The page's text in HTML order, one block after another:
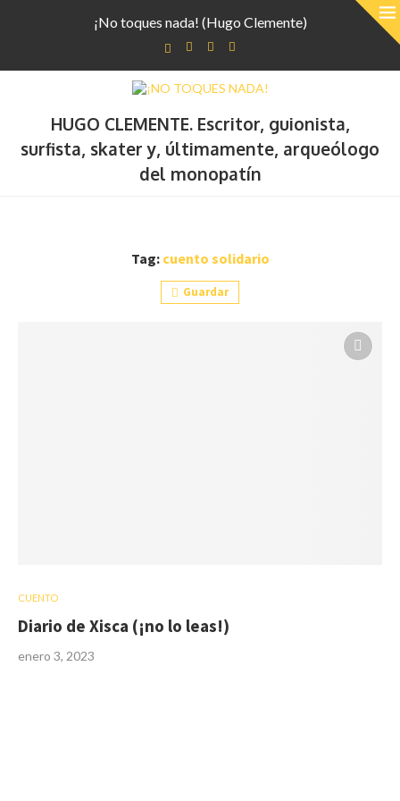
¡No toques nada! (Hugo Clemente)
HUGO CLEMENTE. Escritor, guionista,
surfista, skater y, últimamente, arqueólogo
del monopatín
Tag: cuento solidario
Guardar
CUENTO
Diario de Xisca (¡no lo leas!)
enero 3, 2023